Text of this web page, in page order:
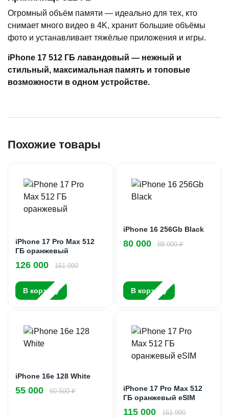
Огромный объём памяти — идеально для тех, кто
снимает много видео в 4K, хранит большие объёмы
фото и устанавливает тяжёлые приложения и игры.
iPhone 17 512 ГБ лавандовый — нежный и
стильный, максимальная память и топовые
возможности в одном устройстве.
Похожие товары
iPhone 17 Pro Max 512
ГБ оранжевый
126 000 161 990
В корзину
iPhone 16 256Gb Black
80 000 88 000 ₽
В корзину
iPhone 16e 128 White
55 000 60 500 ₽
iPhone 17 Pro Max 512
ГБ оранжевый eSIM
115 000 151 990